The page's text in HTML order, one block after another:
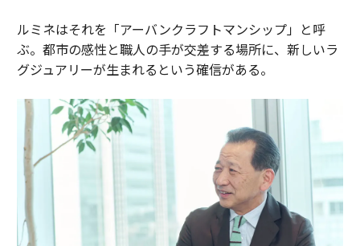
ルミネはそれを「アーバンクラフトマンシップ」と呼
ぶ。都市の感性と職人の手が交差する場所に、新しいラ
グジュアリーが生まれるという確信がある。